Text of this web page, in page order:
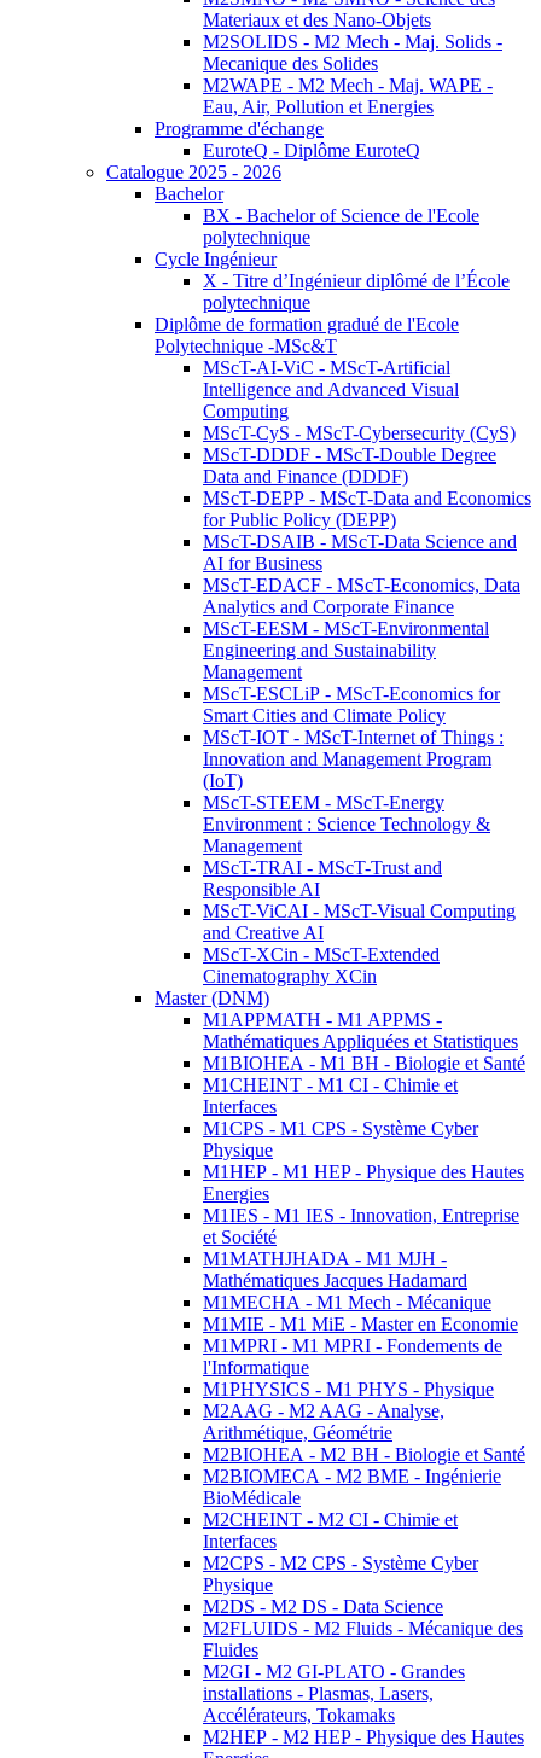
Materiaux et des Nano-Objets
M2SOLIDS - M2 Mech - Maj. Solids -
Mecanique des Solides
M2WAPE - M2 Mech - Maj. WAPE -
Eau, Air, Pollution et Energies
Programme d'échange
EuroteQ - Diplôme EuroteQ
Catalogue 2025 - 2026
Bachelor
BX - Bachelor of Science de l'Ecole
polytechnique
Cycle Ingénieur
X - Titre d’Ingénieur diplômé de l’École
polytechnique
Diplôme de formation gradué de l'Ecole
Polytechnique -MSc&T
MScT-AI-ViC - MScT-Artificial
Intelligence and Advanced Visual
Computing
MScT-CyS - MScT-Cybersecurity (CyS)
MScT-DDDF - MScT-Double Degree
Data and Finance (DDDF)
MScT-DEPP - MScT-Data and Economics
for Public Policy (DEPP)
MScT-DSAIB - MScT-Data Science and
AI for Business
MScT-EDACF - MScT-Economics, Data
Analytics and Corporate Finance
MScT-EESM - MScT-Environmental
Engineering and Sustainability
Management
MScT-ESCLiP - MScT-Economics for
Smart Cities and Climate Policy
MScT-IOT - MScT-Internet of Things :
Innovation and Management Program
(IoT)
MScT-STEEM - MScT-Energy
Environment : Science Technology &
Management
MScT-TRAI - MScT-Trust and
Responsible AI
MScT-ViCAI - MScT-Visual Computing
and Creative AI
MScT-XCin - MScT-Extended
Cinematography XCin
Master (DNM)
M1APPMATH - M1 APPMS -
Mathématiques Appliquées et Statistiques
M1BIOHEA - M1 BH - Biologie et Santé
M1CHEINT - M1 CI - Chimie et
Interfaces
M1CPS - M1 CPS - Système Cyber
Physique
M1HEP - M1 HEP - Physique des Hautes
Energies
M1IES - M1 IES - Innovation, Entreprise
et Société
M1MATHJHADA - M1 MJH -
Mathématiques Jacques Hadamard
M1MECHA - M1 Mech - Mécanique
M1MIE - M1 MiE - Master en Economie
M1MPRI - M1 MPRI - Fondements de
l'Informatique
M1PHYSICS - M1 PHYS - Physique
M2AAG - M2 AAG - Analyse,
Arithmétique, Géométrie
M2BIOHEA - M2 BH - Biologie et Santé
M2BIOMECA - M2 BME - Ingénierie
BioMédicale
M2CHEINT - M2 CI - Chimie et
Interfaces
M2CPS - M2 CPS - Système Cyber
Physique
M2DS - M2 DS - Data Science
M2FLUIDS - M2 Fluids - Mécanique des
Fluides
M2GI - M2 GI-PLATO - Grandes
installations - Plasmas, Lasers,
Accélérateurs, Tokamaks
M2HEP - M2 HEP - Physique des Hautes